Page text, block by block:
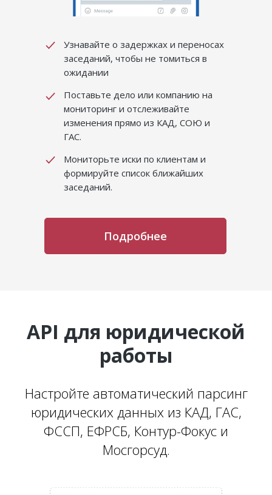
Узнавайте о задержках и переносах
заседаний, чтобы не томиться в
ожидании
Подробнее
Поставьте дело или компанию на
мониторинг и отслеживайте
изменения прямо из КАД, СОЮ и
ГАС.
Мониторьте иски по клиентам и
формируйте список ближайших
заседаний.
API для юридической
работы
Настройте автоматический парсинг
юридических данных из КАД, ГАС,
ФССП, ЕФРСБ, Контур-Фокус и
Мосгорсуд.